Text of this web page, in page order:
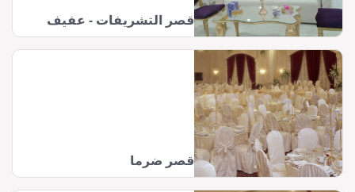
قصر التشريفات - عفيف
قصر ضرما